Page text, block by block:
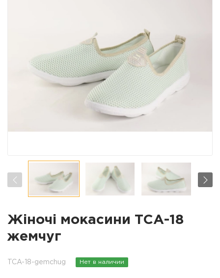
Жіночі мокасини ТСА-18
жемчуг
TCA-18-gemchug Нет в наличии